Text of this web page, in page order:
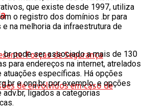
que existe desde 1997, utiliza
o registro dos domínios .br para
na melhoria da infraestrutura de
pode ser associado a mais de 130
para endereços na internet, atrelados
específicas. Há opções
e ong.br, por exemplo, e opções
adv.br, ligados a categorias